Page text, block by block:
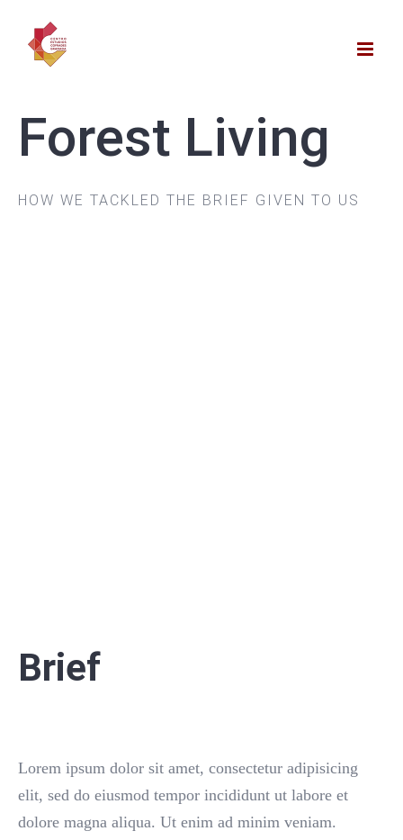
contenido
Forest Living
HOW WE TACKLED THE BRIEF GIVEN TO US
Brief
Lorem ipsum dolor sit amet, consectetur adipisicing
elit, sed do eiusmod tempor incididunt ut labore et
dolore magna aliqua. Ut enim ad minim veniam.